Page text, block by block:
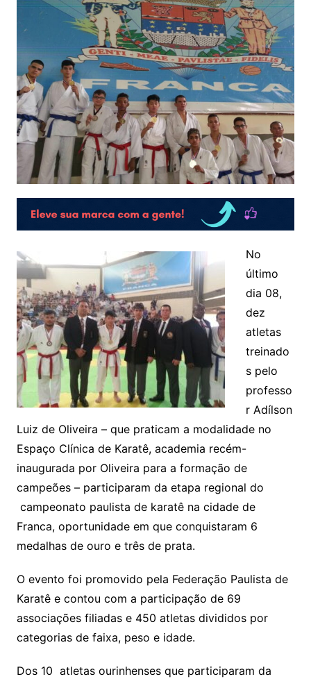
No
último
dia 08,
dez
atletas
treinado
s pelo
professo
r Adílson
Luiz de Oliveira – que praticam a modalidade no
Espaço Clínica de Karatê, academia recém-
inaugurada por Oliveira para a formação de
campeões – participaram da etapa regional do
campeonato paulista de karatê na cidade de
Franca, oportunidade em que conquistaram 6
medalhas de ouro e três de prata.
O evento foi promovido pela Federação Paulista de
Karatê e contou com a participação de 69
associações filiadas e 450 atletas divididos por
categorias de faixa, peso e idade.
Dos 10 atletas ourinhenses que participaram da